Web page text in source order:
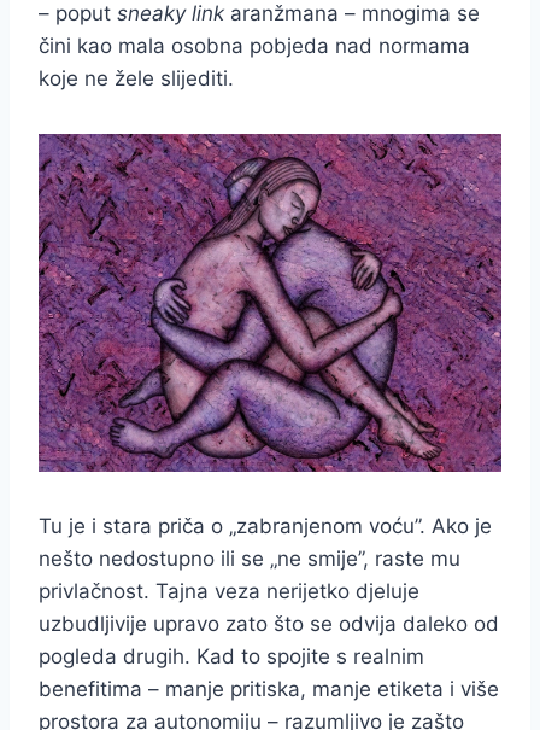
– poput sneaky link aranžmana – mnogima se
čini kao mala osobna pobjeda nad normama
koje ne žele slijediti.
Tu je i stara priča o „zabranjenom voću”. Ako je
nešto nedostupno ili se „ne smije”, raste mu
privlačnost. Tajna veza nerijetko djeluje
uzbudljivije upravo zato što se odvija daleko od
pogleda drugih. Kad to spojite s realnim
benefitima – manje pritiska, manje etiketa i više
prostora za autonomiju – razumljivo je zašto